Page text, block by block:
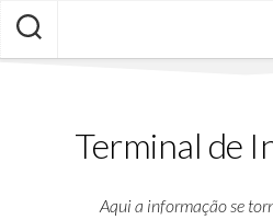
Skip
content
Terminal de
Aqui a informação se